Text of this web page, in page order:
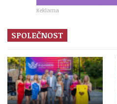
Reklama
SPOLEČNOST